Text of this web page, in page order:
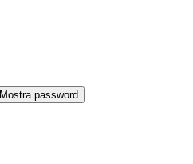
Mostra password